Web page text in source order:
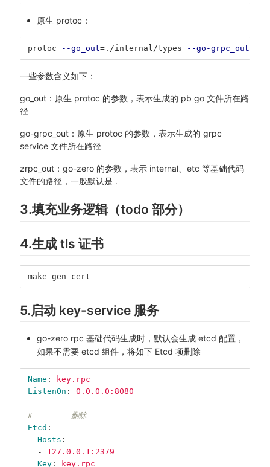
原生 protoc：
protoc --go_out= ./internal/types --go-grpc_out
一些参数含义如下：
go_out：原生 protoc 的参数，表示生成的 pb go 文件所在路
径
go-grpc_out：原生 protoc 的参数，表示生成的 grpc
service 文件所在路径
zrpc_out：go-zero 的参数，表示 internal、etc 等基础代码
文件的路径，一般默认是 .
3.填充业务逻辑（todo 部分）
4.生成 tls 证书
make gen-cert
5.启动 key-service 服务
go-zero rpc 基础代码生成时，默认会生成 etcd 配置，
如果不需要 etcd 组件，将如下 Etcd 项删除
Name :
key.rpc
ListenOn : 0.0.0.0:8080
# -------删除------------
Etcd :
Hosts :
-
127.0.0.1:2379
Key : key.rpc